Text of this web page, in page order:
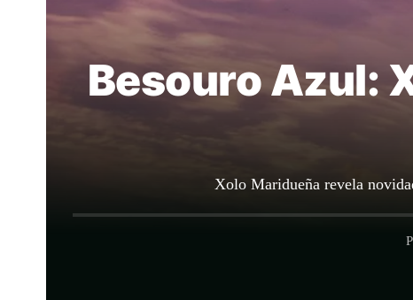
Besouro Azul:
Xolo Maridueña revela